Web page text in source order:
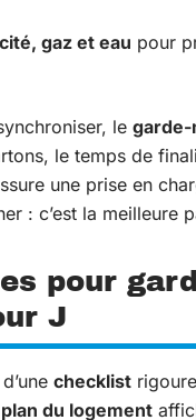
gaz et eau pour
le garde-
le temps de
une prise en
: c’est la meilleure
pour
J
checklist
plan du logement